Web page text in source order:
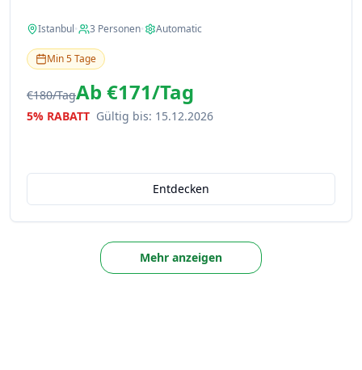
Istanbul• 3 Personen• Automatic
Min5Tage
€180/TagAb €171/Tag
5% RABATT Gültig bis: 15.12.2026
Entdecken
Mehr anzeigen